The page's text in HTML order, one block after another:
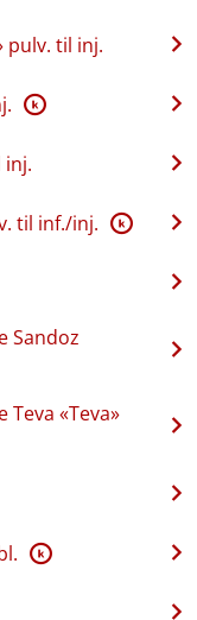
pulv. til inj.
K
inj.
til inf.​/​inj. K
Sandoz
«Teva»
K